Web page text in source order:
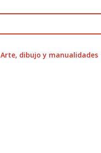
Arte, dibujo y manualidades